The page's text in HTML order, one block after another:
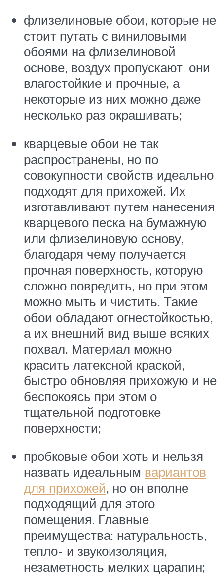
флизелиновые обои, которые не
стоит путать с виниловыми
обоями на флизелиновой
основе, воздух пропускают, они
влагостойкие и прочные, а
некоторые из них можно даже
несколько раз окрашивать;
кварцевые обои не так
распространены, но по
совокупности свойств идеально
подходят для прихожей. Их
изготавливают путем нанесения
кварцевого песка на бумажную
или флизелиновую основу,
благодаря чему получается
прочная поверхность, которую
сложно повредить, но при этом
можно мыть и чистить. Такие
обои обладают огнестойкостью,
а их внешний вид выше всяких
похвал. Материал можно
красить латексной краской,
быстро обновляя прихожую и не
беспокоясь при этом о
тщательной подготовке
поверхности;
пробковые обои хоть и нельзя
назвать идеальным вариантов
для прихожей, но он вполне
подходящий для этого
помещения. Главные
преимущества: натуральность,
тепло- и звукоизоляция,
незаметность мелких царапин;